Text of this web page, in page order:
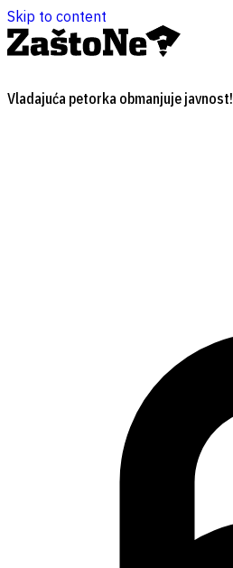
Skip to content
Vladajuća petorka obmanjuje javnost!